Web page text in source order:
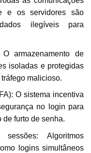
e os servidores são
ilegíveis para
armazenamento de
isoladas e protegidas
malicioso.
O sistema incentiva
no login para
de furto de senha.
sessões: Algoritmos
logins simultâneos